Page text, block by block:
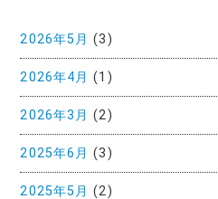
2026年5月 (3)
2026年4月 (1)
2026年3月 (2)
2025年6月 (3)
2025年5月 (2)